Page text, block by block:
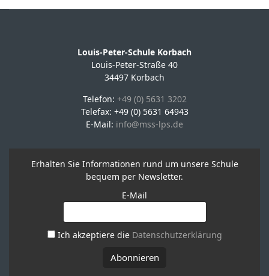
Louis-Peter-Schule Korbach
Louis-Peter-Straße 40
34497 Korbach
Telefon: +49 (0) 5631 3202
Telefax: +49 (0) 5631 64943
E-Mail: info@mss-lps.de
Erhalten Sie Informationen rund um unsere Schule
bequem per Newsletter.
E-Mail
Ich akzeptiere die Datenschutzerklärung